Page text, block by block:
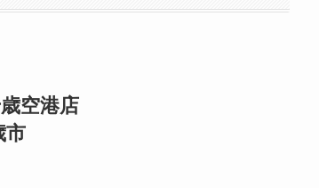
空港店
市